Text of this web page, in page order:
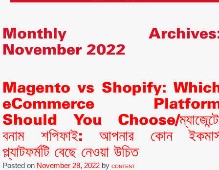
Monthly
November 2022
Magento vs Shopify:
eCommerce
Should You Choose/
বনাম শপিফাই: আপনার কোন
প্ল্যাটফর্মটি বেছে নেওয়া উচিত
Posted on November 28, 2022 by CONTENT